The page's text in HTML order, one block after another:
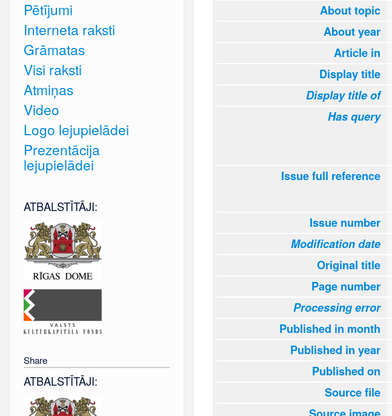
About topic
About year
Article in
Display title
Display title of
Has query
Issue full reference
Issue number
Modification date
Original title
Page number
Processing error
Published in month
Published in year
Published on
Source file
Pētījumi
Interneta raksti
Grāmatas
Visi raksti
Atmiņas
Video
Logo lejupielādei
Prezentācija
lejupielādei
ATBALSTĪTĀJI:
Share
ATBALSTĪTĀJI: